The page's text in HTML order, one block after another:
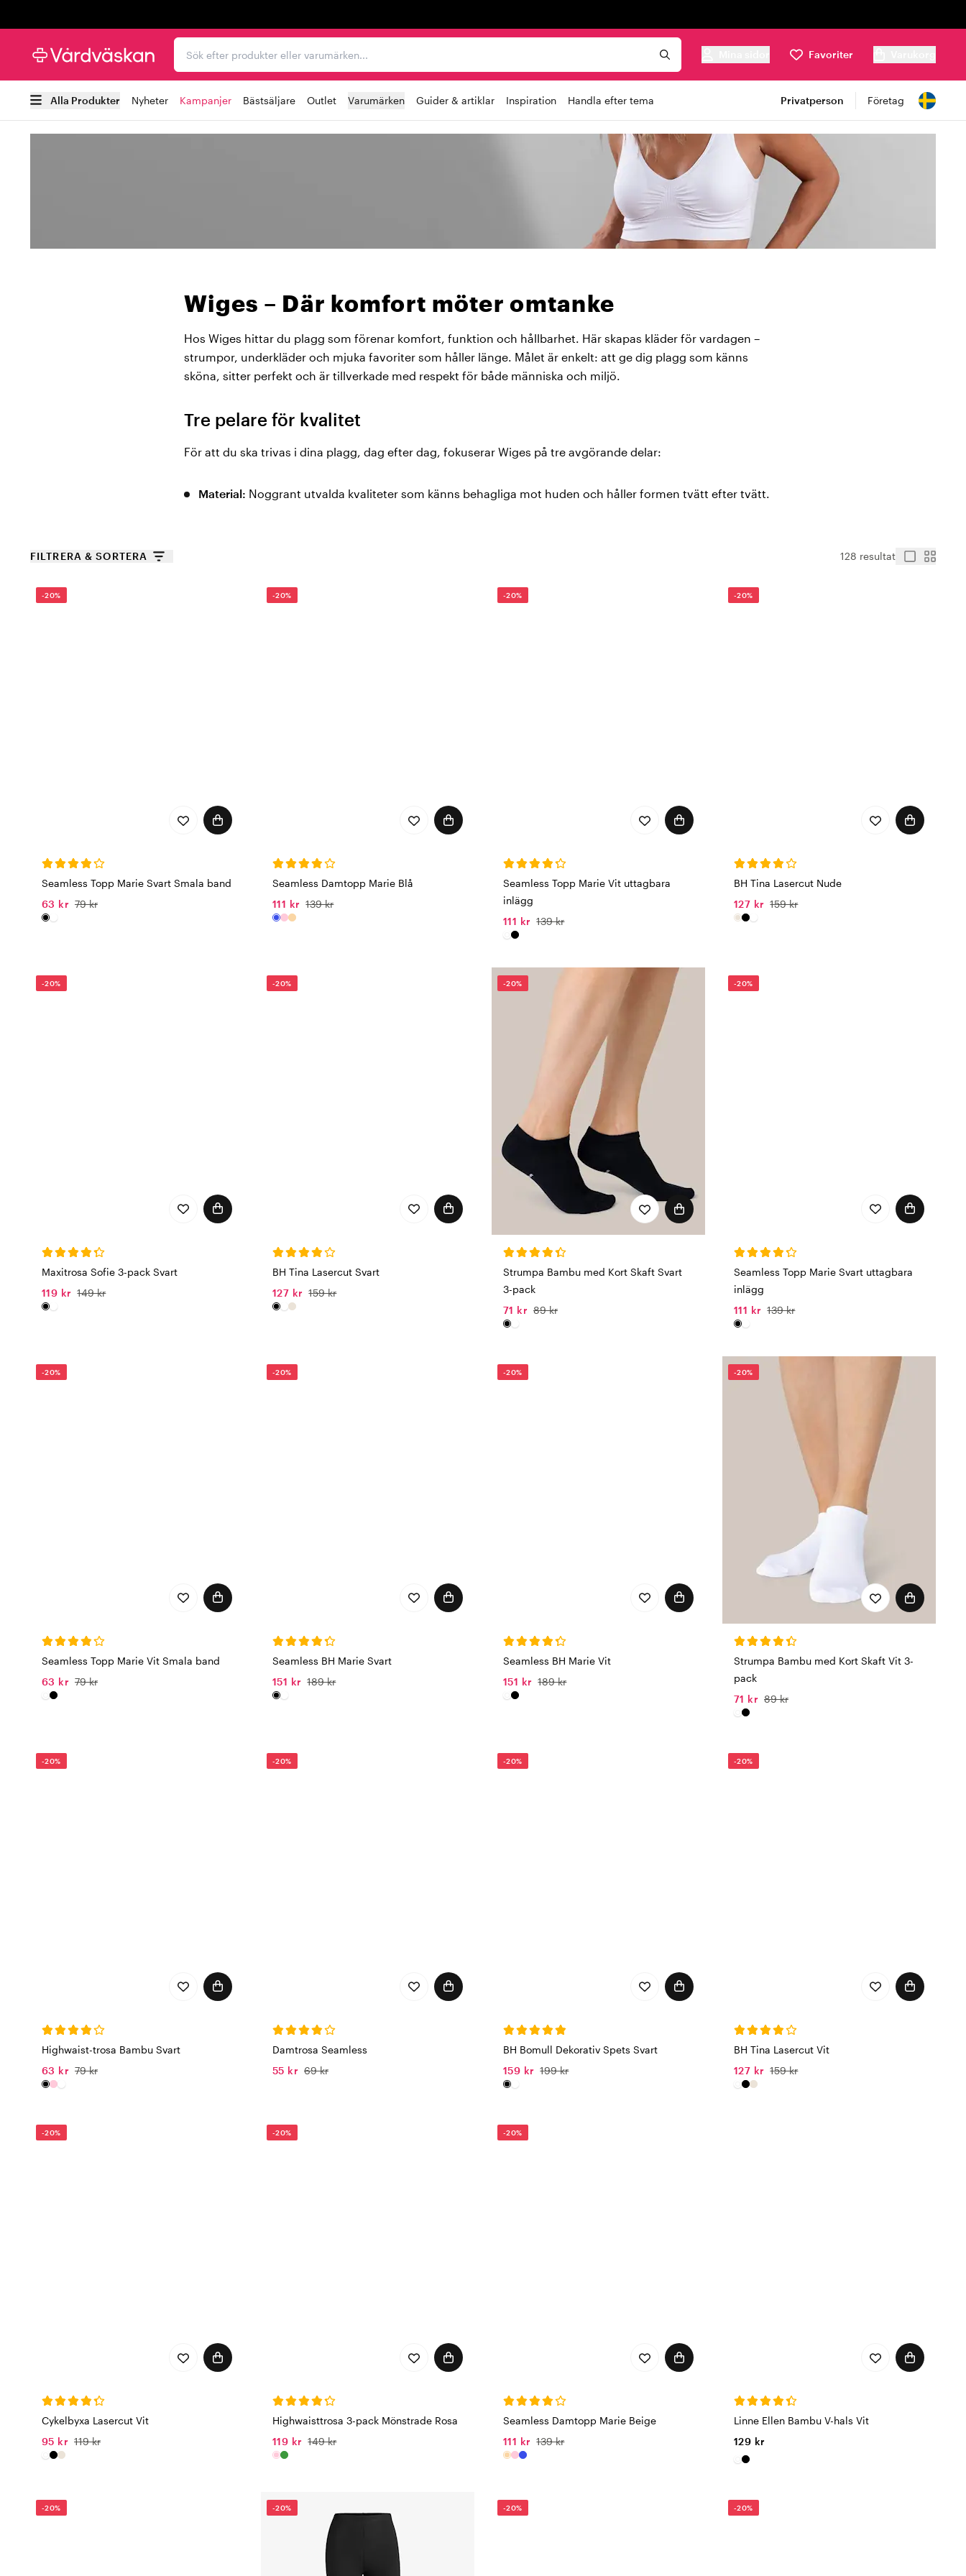
Sök efter produkter eller varumärken...
Favoriter
Alla Produkter Nyheter Kampanjer Bästsäljare Outlet Varumärken Guider & artiklar Inspiration Handla efter tema Privatperson Företag
Wiges – Där komfort möter omtanke
Hos Wiges hittar du plagg som förenar komfort, funktion och hållbarhet. Här skapas kläder för vardagen –
strumpor, underkläder och mjuka favoriter som håller länge. Målet är enkelt: att ge dig plagg som känns
sköna, sitter perfekt och är tillverkade med respekt för både människa och miljö.
Tre pelare för kvalitet
För att du ska trivas i dina plagg, dag efter dag, fokuserar Wiges på tre avgörande delar:
Material: Noggrant utvalda kvaliteter som känns behagliga mot huden och håller formen tvätt efter tvätt.
Wiges damunderkläder kombinerar mjuka material med en bekväm passform som följer kroppens rörelser.
Wear® Bamboo. Det perfekta valet för dig som söker både stil och hållbarhet i vardagen.
Ett varumärke i förändring – Emilia blir Wiges
varumärkesbyte där vi samlar våra favoriter under en och samma flagg.
på etiketten, kan du alltid lita på att det är samma
Upptäck dina nya vardagsfavoriter hos Wiges!
FILTRERA & SORTERA 128 resultat
-20%
Seamless Topp Marie Svart Smala band
63 kr 79 kr
-20%
Seamless Damtopp Marie Blå
111 kr 139 kr
-20%
Seamless Topp Marie Vit uttagbara
inlägg
111 kr 139 kr
-20%
BH Tina Lasercut Nude
127 kr 159 kr
-20%
Maxitrosa Sofie 3-pack Svart
119 kr 149 kr
-20%
BH Tina Lasercut Svart
127 kr 159 kr
-20%
Strumpa Bambu med Kort Skaft Svart
3-pack
71 kr 89 kr
-20%
Seamless Topp Marie Svart uttagbara
inlägg
111 kr 139 kr
-20%
Seamless Topp Marie Vit Smala band
63 kr 79 kr
-20%
Seamless BH Marie Svart
151 kr 189 kr
-20%
Seamless BH Marie Vit
151 kr 189 kr
-20%
Strumpa Bambu med Kort Skaft Vit 3-
pack
71 kr 89 kr
-20%
Highwaist-trosa Bambu Svart
63 kr 79 kr
-20%
Damtrosa Seamless
55 kr 69 kr
-20%
BH Bomull Dekorativ Spets Svart
159 kr 199 kr
-20%
BH Tina Lasercut Vit
127 kr 159 kr
-20%
Cykelbyxa Lasercut Vit
95 kr 119 kr
-20%
Highwaisttrosa 3-pack Mönstrade Rosa
119 kr 149 kr
-20%
Seamless Damtopp Marie Beige
111 kr 139 kr
Linne Ellen Bambu V-hals Vit
129 kr
-20% -20% -20% -20%